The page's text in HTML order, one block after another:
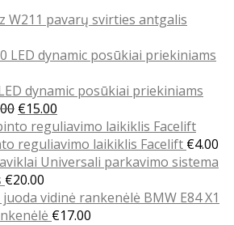
W211 pavarų svirties antgalis
dynamic posūkiai priekiniams
Original
price
was:
€20.00.
€15.00
price
is:
€15.00.
reguliavimo laikiklis Facelift €4.00
Universali parkavimo sistema
€20.00
BMW E84 X1
€17.00